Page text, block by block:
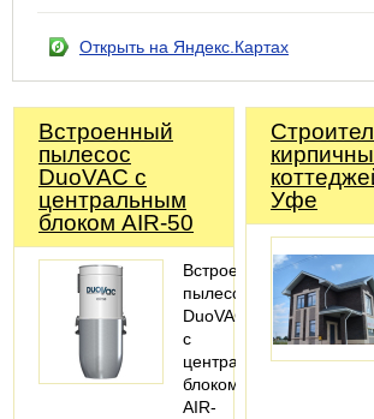
Открыть на Яндекс.Картах
Встроенный
пылесос
DuoVAC с
центральным
блоком AIR-50
Встроенный
пылесос
DuoVAC
с
центральным
блоком
AIR-
Уфе